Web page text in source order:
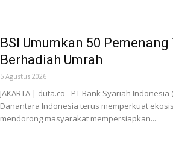
BSI Umumkan 50
Berhadiah Umrah
5 Agustus 2026
JAKARTA | duta.co - PT Bank Syariah
Danantara Indonesia terus memperkuat
mendorong masyarakat mempersiapkan...